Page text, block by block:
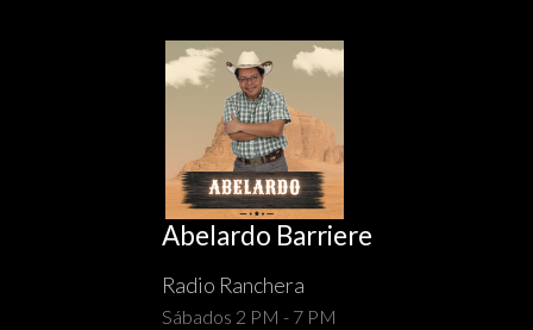
Abelardo Barriere
Radio Ranchera
Sábados 2 PM - 7 PM